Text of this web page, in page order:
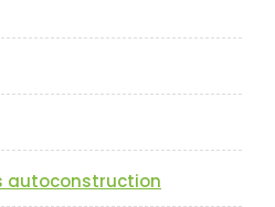
autoconstruction